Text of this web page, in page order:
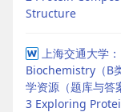
Structure
上海交通大学
Biochemistry（B
学资源（题库与
3 Exploring